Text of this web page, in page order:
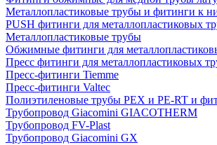
Металлопластиковые трубы и фитинги к
PUSH фитинги для металлопластиковых
Металлопластиковые трубы
Обжимные фитинги для
Пресс фитинги для металлопластиковых
Пресс-фитинги Tiemme
Пресс-фитинги Valtec
Полиэтиленовые трубы PEX и PE-RT и
Трубопровод Giacomini GIACOTHERM
Трубопровод FV-Plast
Трубопровод Giacomini GX